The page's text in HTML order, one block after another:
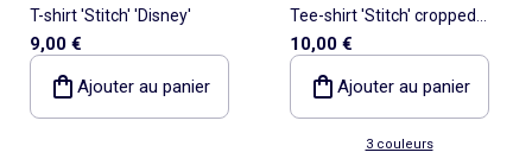
T-shirt 'Stitch' 'Disney'
9,00 €
Ajouter au panier
Tee-shirt 'Stitch' cropped
'Disney'
10,00 €
Ajouter au panier
3 couleurs